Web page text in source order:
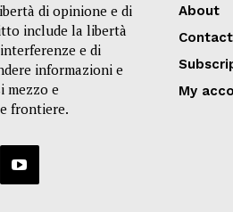
di opinione e di
include la libertà
e di
informazioni e
mezzo e
frontiere.
About
My